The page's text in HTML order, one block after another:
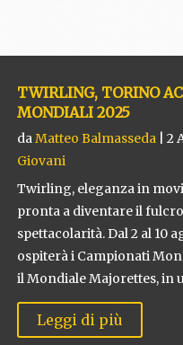
TWIRLING, TORINO
MONDIALI 2025
daMatteo Balmasseda 2
Giovani
Twirling, eleganza in
pronta a diventare il
spettacolarità. Dal 2 al 10
ospiterà i Campionati
il Mondiale Majorettes, in
Leggi di più